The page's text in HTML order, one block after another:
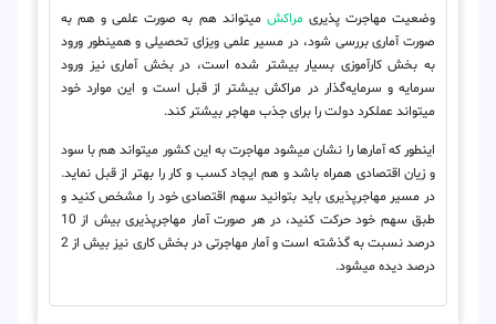
وضعیت مهاجرت پذیریمراکش
می‎تواند هم به صورت علمی و هم به
صورت آماری بررسی شود، در مسیر علمی ویزای تحصیلی و همینطور ورود
به بخش کارآموزی بسیار بیشتر شده است، در بخش آماری نیز ورود
سرمایه و سرمایه‌گذار در مراکش بیشتر از قبل است و این موارد خود
می‎تواند عملکرد دولت را برای جذب مهاجر بیشتر کند.
اینطور که آمارها را نشان می‎شود مهاجرت به این کشور می‎تواند هم با سود
و زیان اقتصادی همراه باشد و هم ایجاد کسب و کار را بهتر از قبل نماید.
در مسیر مهاجرپذیری باید بتوانید سهم اقتصادی خود را مشخص کنید و
طبق سهم خود حرکت کنید، در هر صورت آمار مهاجرپذیری بیش از 10
درصد نسبت به گذشته است و آمار مهاجرتی در بخش کاری نیز بیش از 2
درصد دیده می‎شود.